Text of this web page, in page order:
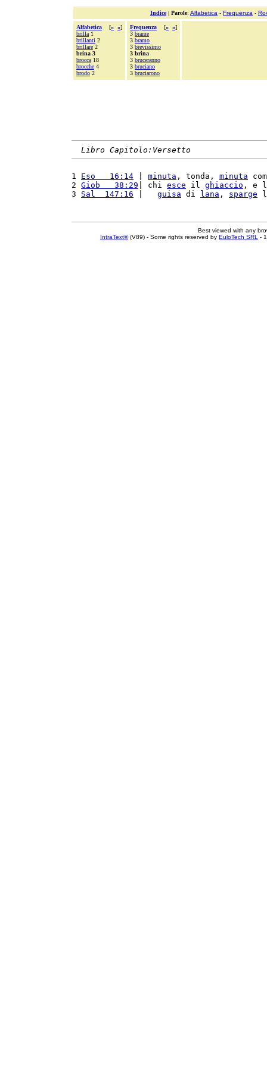
Indice| Parole: Alfabetica - Frequenza -
Alfabetica [« »]
brilla 1
brillanti 2
brillare 2
brina 3
brocca 18
brocche 4
brodo 2
Frequenza [« »]
3 brame
3 bramo
3 brevissimo
3 brina
3 bruceranno
3 bruciano
3 bruciarono
Libro Capitolo:Versetto
1 Eso   16:14 minuta , tonda, minuta
2 Giob   38:29 | chi esce il ghiaccio , e
3 Sal  147:16 guisa di lana , sparge
Best viewed with any
IntraText®(V89) - Some rights reserved by EuloTech SRL -